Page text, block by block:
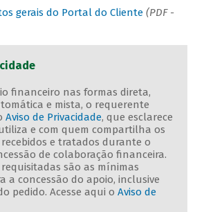
gerais do Portal do Cliente (PDF -
financeiro nas formas direta,
e mista, o requerente
Aviso de Privacidade, que esclarece
e com quem compartilha os
e tratados durante o
de colaboração financeira.
são as mínimas
a concessão do apoio, inclusive
pedido. Acesse aqui o Aviso de